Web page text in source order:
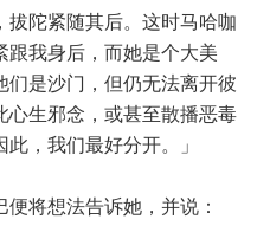
拔陀紧随其后。这时马哈咖
跟我身后，而她是个大美
们是沙门，但仍无法离开彼
心生邪念，或甚至散播恶毒
，我们最好分开。」
将想法告诉她，并说：